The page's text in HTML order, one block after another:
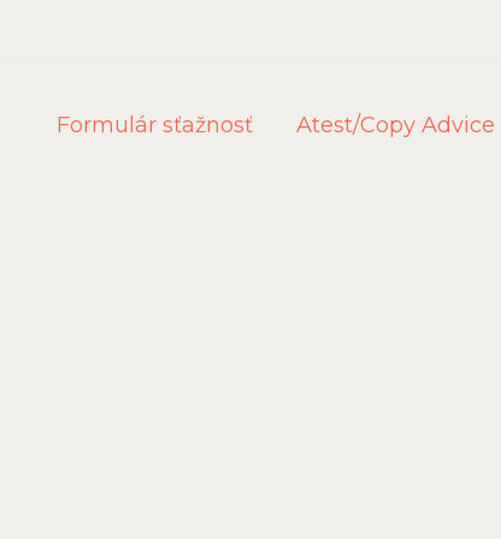
Formulár sťažnosť Atest/Copy Advice